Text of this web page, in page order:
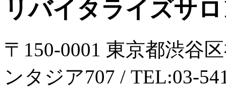
リバイタライズサ
〒150-0001 東京都渋谷
ンタジア707 / TEL:03-